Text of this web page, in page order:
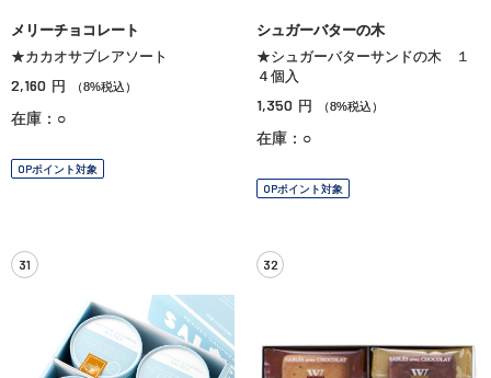
メリーチョコレート
★カカオサブレアソート
2,160 円 （8%税込）
在庫：○
OPポイント対象
シュガーバターの木
★シュガーバターサンドの木 １
４個入
1,350 円 （8%税込）
在庫：○
OPポイント対象
31 32